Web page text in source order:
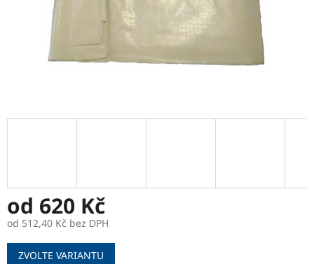
od 620 Kč
od 512,40 Kč bez DPH
Měrná
cena:
ZVOLTE VARIANTU